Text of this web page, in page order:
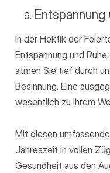
Entspannung
In der Hektik der
Entspannung und
atmen Sie tief durch
Besinnung. Eine
wesentlich zu Ihrem
Mit diesen
Jahreszeit in vollen
Gesundheit aus den